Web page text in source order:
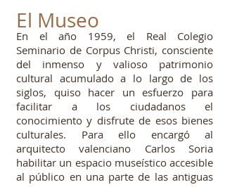
El Museo
En el año 1959, el Real Colegio
Seminario de Corpus Christi, consciente
del inmenso y valioso patrimonio
cultural acumulado a lo largo de los
siglos, quiso hacer un esfuerzo para
facilitar a los ciudadanos el
conocimiento y disfrute de esos bienes
culturales. Para ello encargó al
arquitecto valenciano Carlos Soria
habilitar un espacio museístico accesible
al público en una parte de las antiguas